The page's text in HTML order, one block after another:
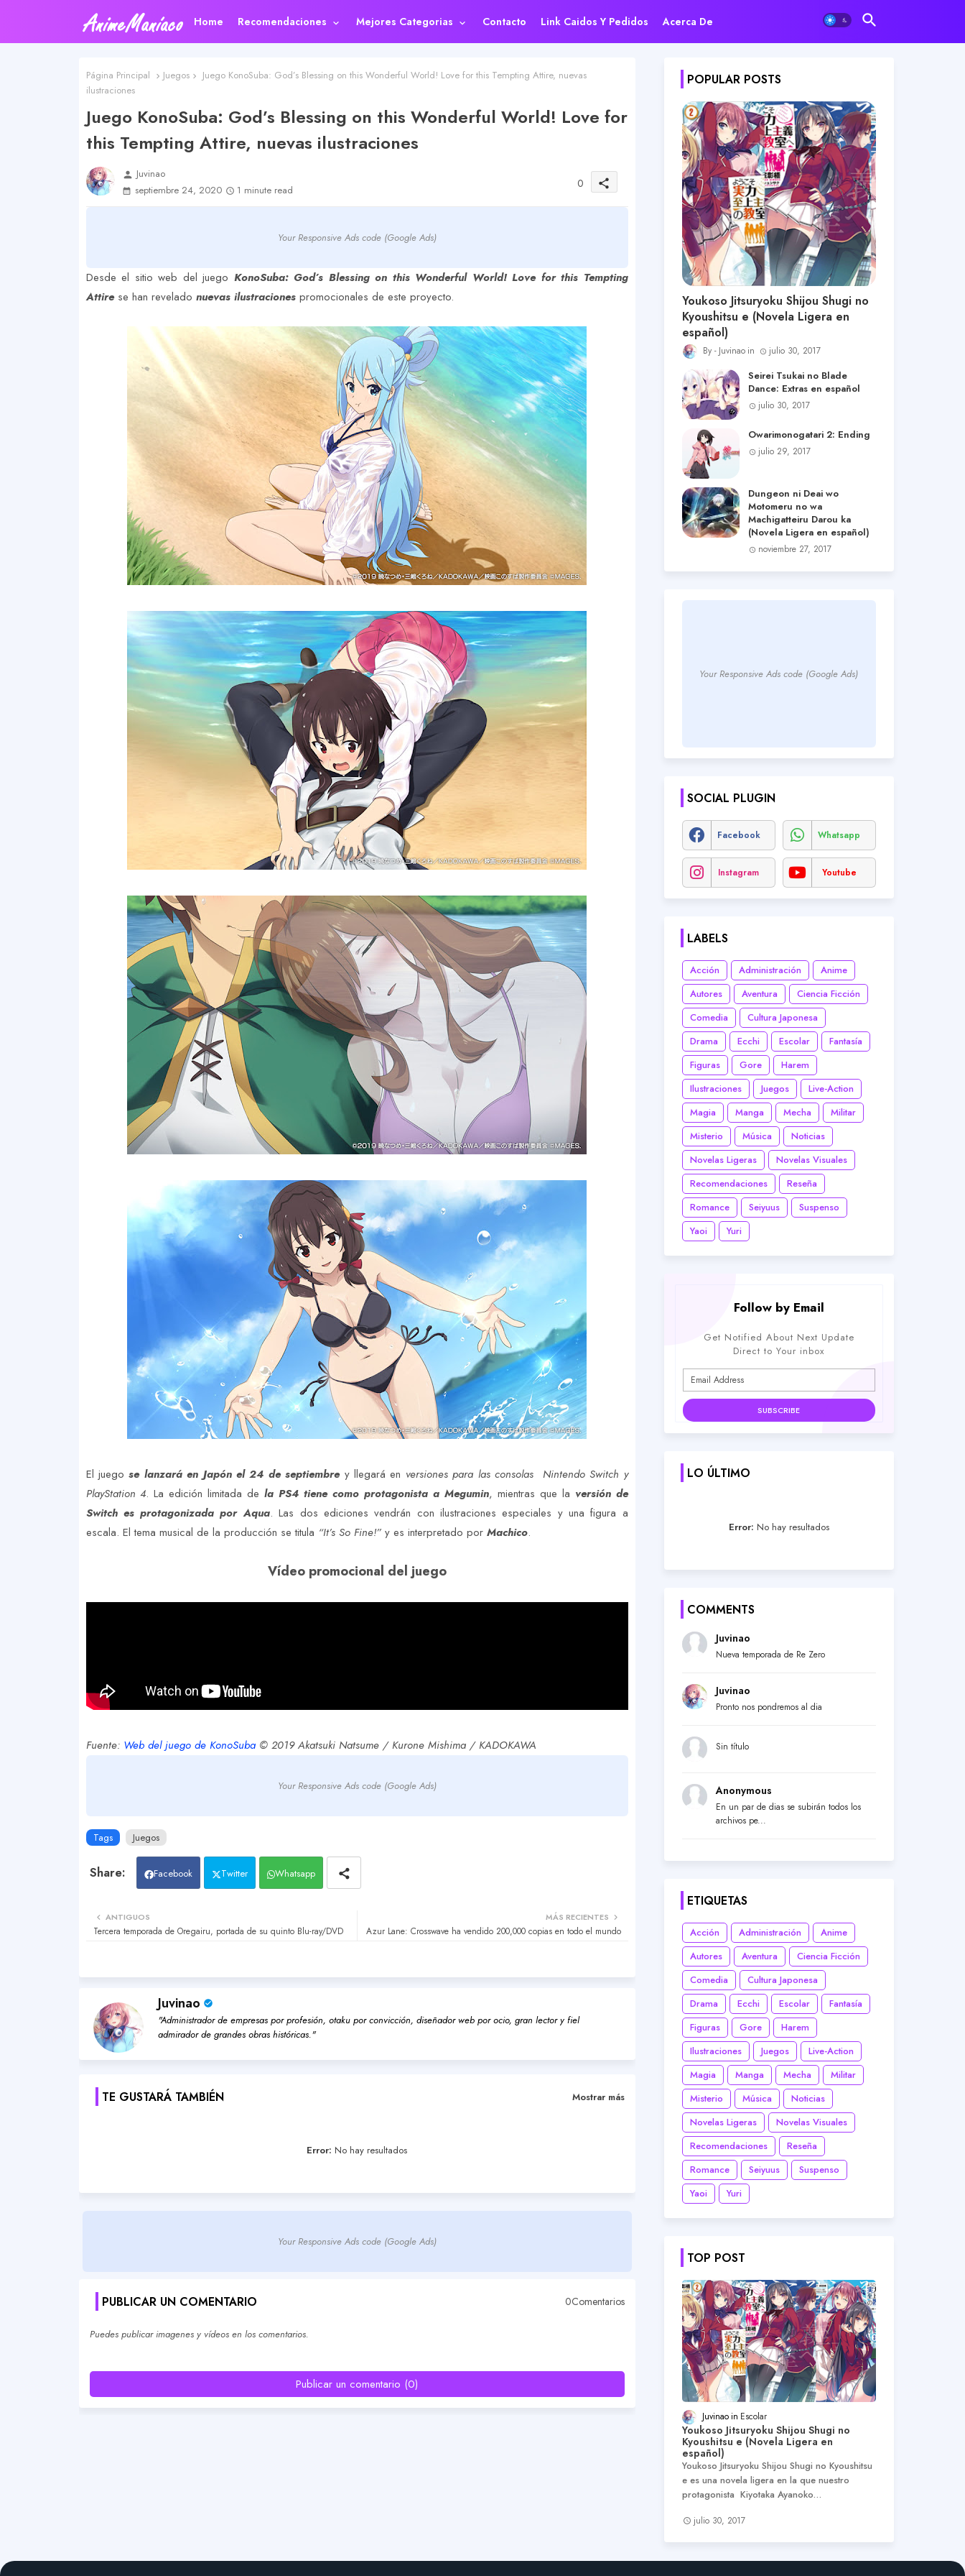
Home Recomendaciones Mejores Categorias Contacto Link Caidos Y Pedidos Acerca De
Página Principal Juegos
Juego KonoSuba: God’s Blessing on this Wonderful World! Love for this Tempting Attire, nuevas
ilustraciones
Juego KonoSuba: God’s Blessing on this Wonderful World! Love for
this Tempting Attire, nuevas ilustraciones
person Juvinao
septiembre 24, 2020
1 minute read 0 share
Your Responsive Ads code (Google Ads)
Desde el sitio web del juego KonoSuba: God’s Blessing on this Wonderful World! Love for this Tempting
Attirese han revelado nuevas ilustracionespromocionales de este proyecto.
El juego se lanzará en Japón el 24 de septiembrey llegará en versiones para las consolas Nintendo Switch y
PlayStation 4. La edición limitada de la PS4 tiene como protagonista a Megumin, mientras que la versión de
Switch es protagonizada por Aqua. Las dos ediciones vendrán con ilustraciones especiales y una figura a
escala. El tema musical de la producción se titula “It’s So Fine!”y es interpretado por Machico.
Vídeo promocional del juego
Fuente: Web del juego de KonoSuba © 2019 Akatsuki Natsume / Kurone Mishima / KADOKAWA
Your Responsive Ads code (Google Ads)
Tags Juegos
Facebook Twitter Whatsapp
MÁS RECIENTES
Azur Lane: Crosswave ha vendido 200,000 copias en todo el mundo
ANTIGUOS
Tercera temporada de Oregairu, portada de su quinto Blu-ray/DVD
Juvinao
"Administrador de empresas por profesión, otaku por convicción, diseñador web por ocio, gran lector y fiel
admirador de grandes obras históricas."
TE GUSTARÁ TAMBIÉN Mostrar más
Error: No hay resultados
Your Responsive Ads code (Google Ads)
PUBLICAR UN COMENTARIO 0Comentarios
Puedes publicar imagenes y vídeos en los comentarios.
Publicar un comentario (0)
POPULAR POSTS
Youkoso Jitsuryoku Shijou Shugi no
Kyoushitsu e (Novela Ligera en
español)
Juvinao julio 30, 2017
Seirei Tsukai no Blade
Dance: Extras en español
julio 30, 2017
Owarimonogatari 2: Ending
julio 29, 2017
Dungeon ni Deai wo
Motomeru no wa
Machigatteiru Darou ka
(Novela Ligera en español)
noviembre 27, 2017
Your Responsive Ads code (Google Ads)
SOCIAL PLUGIN
Facebook Whatsapp
Instagram Youtube
LABELS
Acción Administración
Anime
Autores
Aventura
Ciencia Ficción
Comedia
Cultura Japonesa
Drama
Ecchi Escolar
Fantasía
Figuras
Gore
Harem
Ilustraciones
Juegos
Live-Action
Magia
Manga Mecha
Militar
Misterio
Música
Noticias
Novelas Ligeras
Novelas Visuales
Recomendaciones
Reseña
Romance
Seiyuus
Suspenso
Yaoi
Yuri
Follow by Email
Get Notified About Next Update
Direct to Your inbox
LO ÚLTIMO
Error: No hay resultados
COMMENTS
Juvinao
Nueva temporada de Re Zero
Juvinao
Pronto nos pondremos al dia
Sin título
Anonymous
En un par de dias se subirán todos los
archivos pe...
ETIQUETAS
Acción Administración
Anime
Autores
Aventura
Ciencia Ficción
Comedia
Cultura Japonesa
Drama
Ecchi Escolar
Fantasía
Figuras
Gore
Harem
Ilustraciones
Juegos
Live-Action
Magia
Manga Mecha
Militar
Misterio
Música
Noticias
Novelas Ligeras
Novelas Visuales
Recomendaciones
Reseña
Romance
Seiyuus
Suspenso
Yaoi
Yuri
TOP POST
Juvinao Escolar
Youkoso Jitsuryoku Shijou Shugi no
Kyoushitsu e (Novela Ligera en
español)
Youkoso Jitsuryoku Shijou Shugi no Kyoushitsu
e es una novela ligera en la que nuestro
protagonista Kiyotaka Ayanoko…
julio 30, 2017